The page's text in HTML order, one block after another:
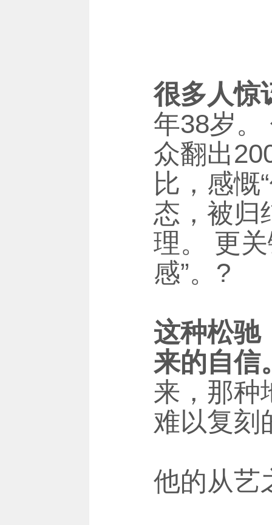
很多人惊
年38岁。
众翻出
比，感慨
态，被归
理。 更
感”。?
这种松驰
来的自信
来，那种
难以复刻
他的从艺